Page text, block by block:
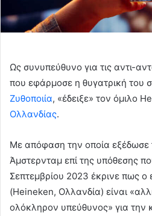
Ως συνυπεύθυνο για τις αντι-
που εφάρμοσε η θυγατρική του
Ζυθοποιία, «έδειξε» τον όμιλο
Ολλανδίας.
Με απόφαση την οποία εξέδωσε
Άμστερνταμ επί της υπόθεσης
Σεπτεμβρίου 2023 έκρινε πως ο
(Heineken, Ολλανδία) είναι
ολόκληρον υπεύθυνος» για την